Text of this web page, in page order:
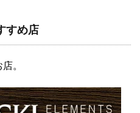
すめ店
。